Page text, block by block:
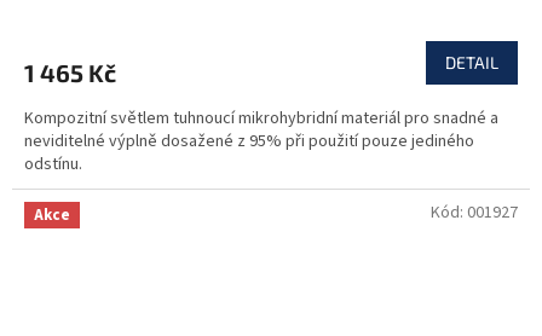
1 465 Kč DETAIL
Kompozitní světlem tuhnoucí mikrohybridní materiál pro snadné a
neviditelné výplně dosažené z 95% při použití pouze jediného
odstínu.
Akce Kód: 001927